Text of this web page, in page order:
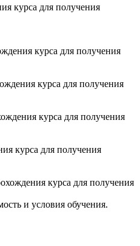
курса для получения
курса для получения
курса для получения
курса для получения
курса для получения
курса для получения
и условия обучения.